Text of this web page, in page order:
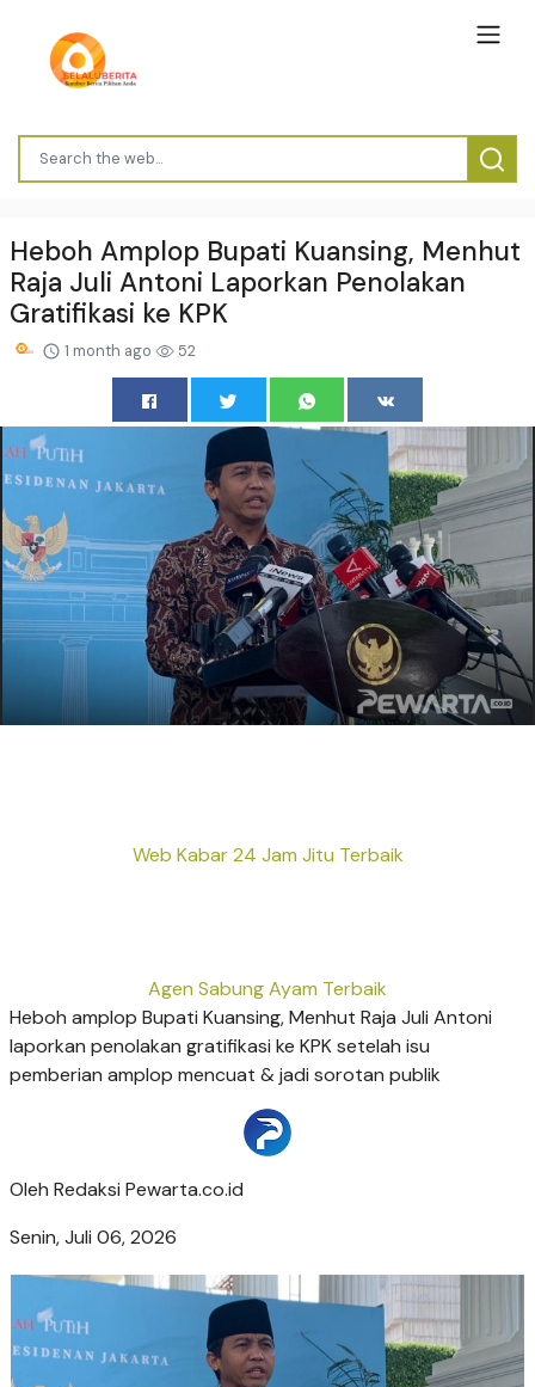
Heboh Amplop Bupati Kuansing, Menhut
Raja Juli Antoni Laporkan Penolakan
Gratifikasi ke KPK
1 month ago 52
Web Kabar 24 Jam Jitu Terbaik
Agen Sabung Ayam Terbaik
Heboh amplop Bupati Kuansing, Menhut Raja Juli Antoni
laporkan penolakan gratifikasi ke KPK setelah isu
pemberian amplop mencuat & jadi sorotan publik
Oleh Redaksi Pewarta.co.id
Senin, Juli 06, 2026